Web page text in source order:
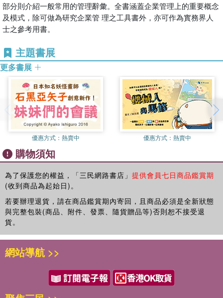
部分則介紹一般常用的管理辭彙。全書涵蓋企業管理上的重要概念
及模式，除可做為研究企業管 理之工具書外，亦可作為實務界人
士之參考用書。
主題書展
更多書展
優惠方式： 熱賣中 優惠方式： 熱賣中
購物須知
為了保護您的權益，「三民網路書店」 提供會員七日商品鑑賞期
(收到商品為起始日)。
若要辦理退貨，請在商品鑑賞期內寄回，且商品必須是全新狀態
與完整包裝(商品、附件、發票、隨貨贈品等)否則恕不接受退
貨。
網站導航 >>